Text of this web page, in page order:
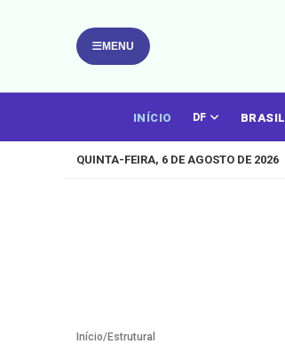
MENU
INÍCIO DF BRASIL
QUINTA-FEIRA, 6 DE AGOSTO DE 2026
Início/Estrutural